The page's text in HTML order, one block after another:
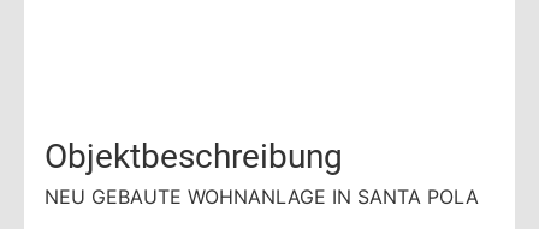
Objektbeschreibung
NEU GEBAUTE WOHNANLAGE IN SANTA POLA